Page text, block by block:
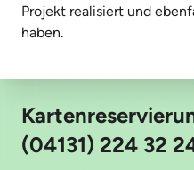
Projekt realisiert und
haben.
(04131) 224 32